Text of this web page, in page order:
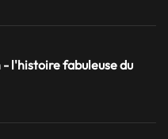
l'histoire fabuleuse du